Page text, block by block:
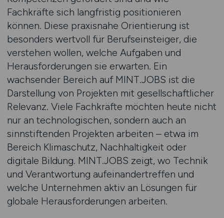
Fachkräfte sich langfristig positionieren
können. Diese praxisnahe Orientierung ist
besonders wertvoll für Berufseinsteiger, die
verstehen wollen, welche Aufgaben und
Herausforderungen sie erwarten. Ein
wachsender Bereich auf MINT.JOBS ist die
Darstellung von Projekten mit gesellschaftlicher
Relevanz. Viele Fachkräfte möchten heute nicht
nur an technologischen, sondern auch an
sinnstiftenden Projekten arbeiten – etwa im
Bereich Klimaschutz, Nachhaltigkeit oder
digitale Bildung. MINT.JOBS zeigt, wo Technik
und Verantwortung aufeinandertreffen und
welche Unternehmen aktiv an Lösungen für
globale Herausforderungen arbeiten.